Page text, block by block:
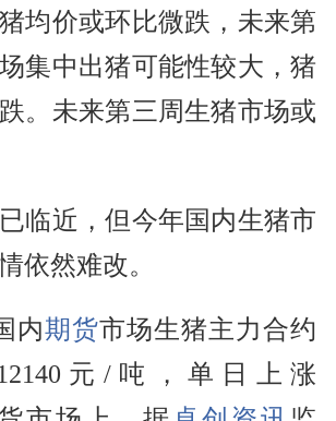
均价或环比微跌，未来第
集中出猪可能性较大，猪
。未来第三周生猪市场或
临近，但今年国内生猪市
依然难改。
内期货市场生猪主力合约
元/吨，单日上涨